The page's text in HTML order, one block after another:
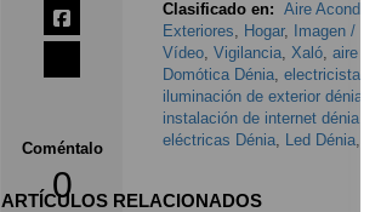
Coméntalo
0
Clasificado en: Aire
Exteriores
Hogar, Imagen /
Vídeo, Vigilancia, Xaló, aire
Domótica Dénia, electricista,
iluminación de exterior dénia
instalación de internet dénia,
eléctricas Dénia, Led Dénia,
ARTÍCULOS RELACIONADOS